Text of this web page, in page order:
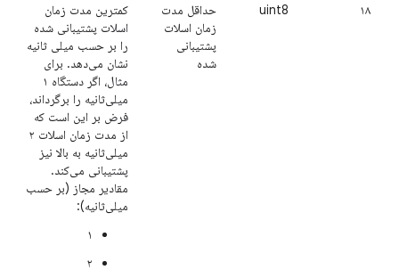
۱۸ uint8
حداقل مدت
زمان اسلات
پشتیبانی
شده
کمترین مدت زمان
اسلات پشتیبانی شده
را بر حسب میلی ثانیه
نشان می‌دهد. برای
مثال، اگر دستگاه ۱
میلی‌ثانیه را برگرداند،
فرض بر این است که
از مدت زمان اسلات ۲
میلی‌ثانیه به بالا نیز
پشتیبانی می‌کند.
مقادیر مجاز (بر حسب
میلی‌ثانیه):
۱
۲